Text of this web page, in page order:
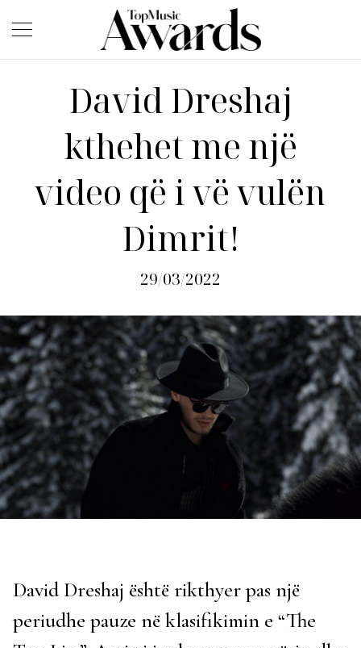
David Dreshaj
kthehet me një
video që i vë vulën
Dimrit!
29/03/2022
David Dreshaj është rikthyer pas një
periudhe pauze në klasifikimin e “The